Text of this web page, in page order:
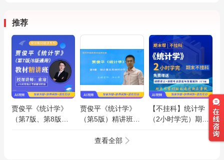
推荐
贾俊平《统计学》
（第7版、第8版通
贾俊平《统计学》
（第5版）精讲班
题串讲】
【不挂科】统计学
（2小时学完）期末
查看全部